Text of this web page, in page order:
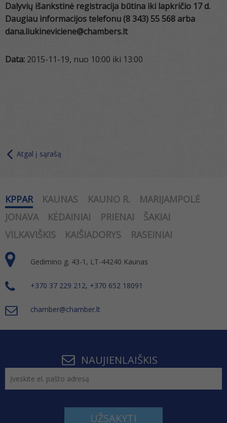
Dalyvių išankstinė registracija būtina iki lapkričio 17 d.
Daugiau informacijostelefonu (8 343) 55 568 arba
dana.liukineviciene@chambers.lt
Data: 2015-11-19, nuo 10:00 iki 13:00
Atgal į sąrašą
KPPAR KAUNAS KAUNO R.
MARIJAMPOLĖ
JONAVA
KĖDAINIAI PRIENAI
ŠAKIAI
VILKAVIŠKIS
KAIŠIADORYS RASEINIAI
Gedimino g. 43-1, LT-44240 Kaunas
+370 37 229 212, +370 652 18091
chamber@chamber.lt
NAUJIENLAIŠKIS
UŽSAKYTI